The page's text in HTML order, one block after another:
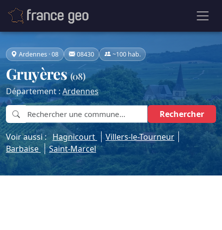
Ardennes · 08 08430 ~100 hab.
Gruyères(08)
Département : Ardennes
Rechercher
Voir aussi :Hagnicourt
Villers-le-Tourneur
Barbaise
Saint-Marcel